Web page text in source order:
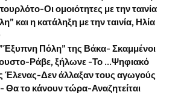
Οι ομοιότητες με την ταινία
και η κατάληξη με την ταινία, Ηλία
Πόλη” της Βάκα- Σκαμμένοι
Ράβε, ξήλωνε -Το …Ψηφιακό
Δεν άλλαξαν τους αγωγούς
το κάνουν τώρα-Αναζητείται